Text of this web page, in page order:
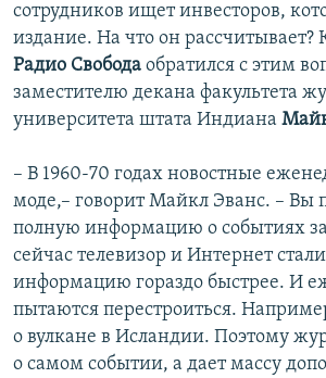
сотрудников ищет инвесторов,
издание. На что он рассчитывает?
Радио Свобода обратился с этим
заместителю декана факультета
университета штата Индиана
– В 1960-70 годах новостные
моде,– говорит Майкл Эванс. – Вы
полную информацию о событиях
сейчас телевизор и Интернет
информацию гораздо быстрее. И
пытаются перестроиться.
о вулкане в Исландии. Поэтому
о самом событии, а дает массу